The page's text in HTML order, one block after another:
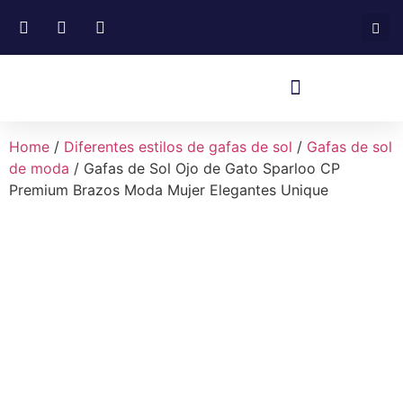
Home / Diferentes estilos de gafas de sol / Gafas de sol
de moda / Gafas de Sol Ojo de Gato Sparloo CP
Premium Brazos Moda Mujer Elegantes Unique